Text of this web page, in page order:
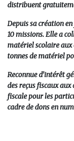
distribuent
Depuis sa création
10 missions. Elle a
matériel scolaire aux
tonnes de matériel
Reconnue d’intérêt
des reçus fiscaux
fiscale pour les
cadre de dons en